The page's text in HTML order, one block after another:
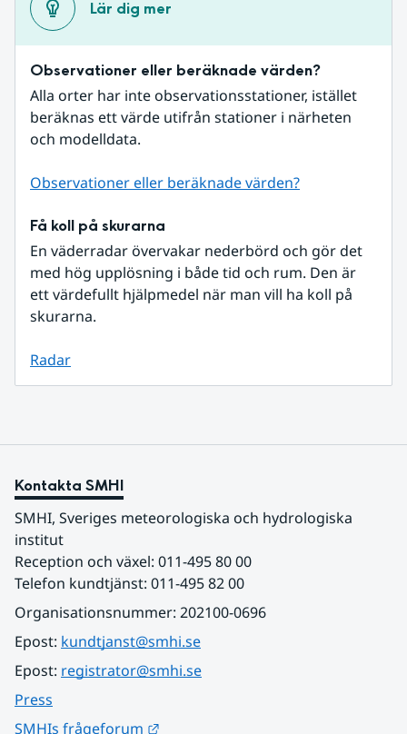
Lär dig mer
Observationer eller beräknade värden?
Alla orter har inte observationsstationer, istället
beräknas ett värde utifrån stationer i närheten
och modelldata.
Observationer eller beräknade värden?
Få koll på skurarna
En väderradar övervakar nederbörd och gör det
med hög upplösning i både tid och rum. Den är
ett värdefullt hjälpmedel när man vill ha koll på
skurarna.
Radar
Kontakta SMHI
SMHI, Sveriges meteorologiska och hydrologiska
institut
Reception och växel: 011-495 80 00
Telefon kundtjänst: 011-495 82 00
Organisationsnummer: 202100-0696
Epost: kundtjanst@smhi.se
Epost: registrator@smhi.se
Press
SMHIs frågeforum